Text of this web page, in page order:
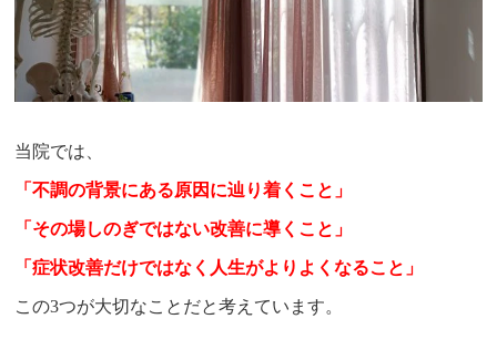
当院では、
「不調の背景にある原因に辿り着くこと」
「その場しのぎではない改善に導く こと 」
「症状改善だけではなく人生がよりよくなること」
この3つが大切なことだと考えています。